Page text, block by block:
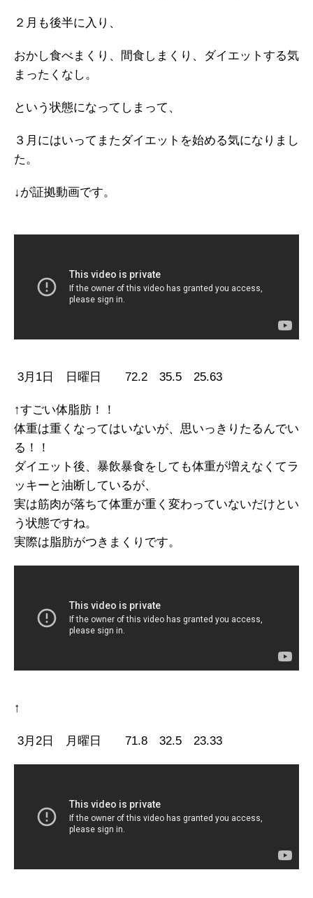
２月も後半に入り、
おかし食べまくり、間食しまくり、ダイエットする気
まったくなし。
という状態になってしまって、
３月にはいってまたダイエットを始める気になりまし
た。
↓が証拠動画です。
3月1日 日曜日 72.2 35.5 25.63
↑すごい体脂肪！！
体重は重くなってはいないが、思いっきりたるんでい
る！！
ダイエット後、暴飲暴食をしても体重が増えなくてラ
ッキーと油断しているが、
実は筋肉が落ちて体重が重く変わっていないだけとい
う状態ですね。
実際は脂肪がつきまくりです。
↑
3月2日 月曜日 71.8 32.5 23.33